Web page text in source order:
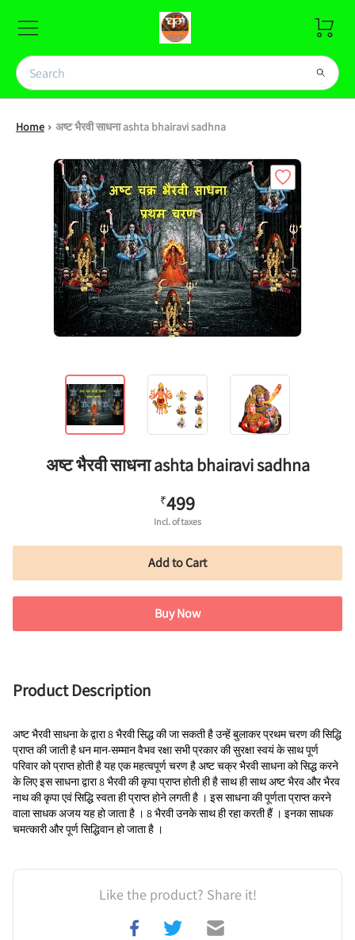
Home अष्ट भैरवी साधना ashta bhairavi sadhna
अष्ट भैरवी साधना ashta bhairavi sadhna
₹499
Incl. of taxes
Add to Cart
Buy Now
Product Description
अष्ट भैरवी साधना के द्वारा 8 भैरवी सिद्ध की जा सकती है उन्हें बुलाकर प्रथम चरण की सिद्धि
प्राप्त की जाती है धन मान-सम्मान वैभव रक्षा सभी प्रकार की सुरक्षा स्वयं के साथ पूर्ण
परिवार को प्राप्त होती है यह एक महत्वपूर्ण चरण है अष्ट चक्र भैरवी साधना को सिद्ध करने
के लिए इस साधना द्वारा 8 भैरवी की कृपा प्राप्त होती ही है साथ ही साथ अष्ट भैरव और भैरव
नाथ की कृपा एवं सिद्धि स्वता ही प्राप्त होने लगती है । इस साधना की पूर्णता प्राप्त करने
वाला साधक अजय यह हो जाता है । 8 भैरवी उनके साथ ही रहा करती हैं । इनका साधक
चमत्कारी और पूर्ण सिद्धिवान हो जाता है ।
Like the product? Share it!